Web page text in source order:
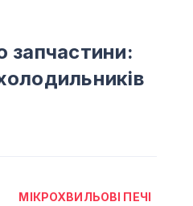
запчастини:
МІКРОХВИЛЬОВІ ПЕЧІ